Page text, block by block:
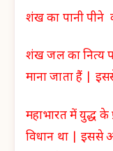
शंख का पानी
शंख जल का नित्य
माना जाता हैं |
महाभारत में युद्ध
विधान था | इससे